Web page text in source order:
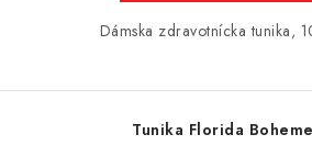
Dámska zdravotnícka tunika,
Tunika Florida